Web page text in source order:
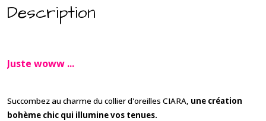
Description
Juste woww ...
Succombez au charme du collier d'oreilles CIARA, une création
bohème chic qui illumine vos tenues.